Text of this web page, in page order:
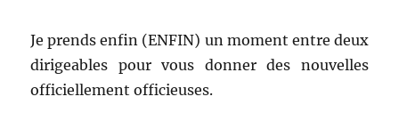
Je prends enfin (ENFIN) un moment entre deux
dirigeables pour vous donner des nouvelles
officiellement officieuses.